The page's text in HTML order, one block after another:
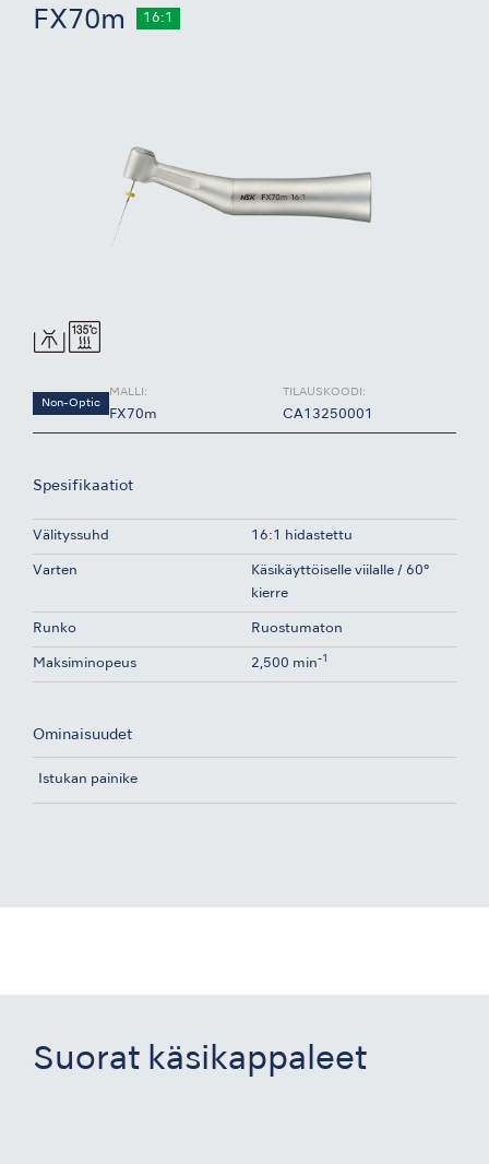
FX70m 16:1
Non-Optic
MALLI:
FX70m
TILAUSKOODI:
CA13250001
Spesifikaatiot
Välityssuhd 16:1 hidastettu
Varten
Käsikäyttöiselle viilalle / 60°
kierre
Runko Ruostumaton
Maksiminopeus 2,500 min-1
Ominaisuudet
Istukan painike
Suorat käsikappaleet